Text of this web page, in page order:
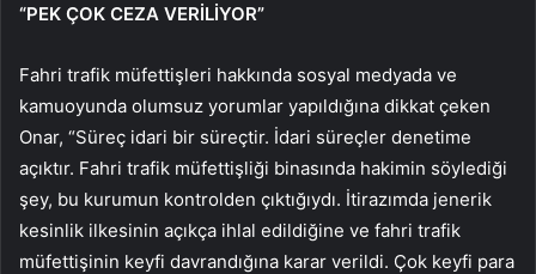
“PEK ÇOK CEZA VERİLİYOR”
Fahri trafik müfettişleri hakkında sosyal medyada ve
kamuoyunda olumsuz yorumlar yapıldığına dikkat çeken
Onar, “Süreç idari bir süreçtir. İdari süreçler denetime
açıktır. Fahri trafik müfettişliği binasında hakimin söylediği
şey, bu kurumun kontrolden çıktığıydı. İtirazımda jenerik
kesinlik ilkesinin açıkça ihlal edildiğine ve fahri trafik
müfettişinin keyfi davrandığına karar verildi. Çok keyfi para